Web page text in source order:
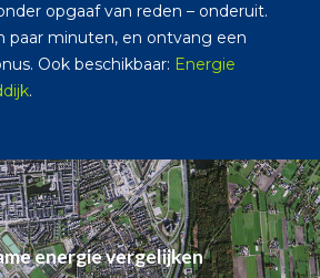
opgaaf van reden – onderuit.
paar minuten, en ontvang een
Ook beschikbaar: Energie
.
energie vergelijken